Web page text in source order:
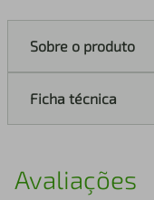
Sobre o produto
Ficha técnica
Avaliações